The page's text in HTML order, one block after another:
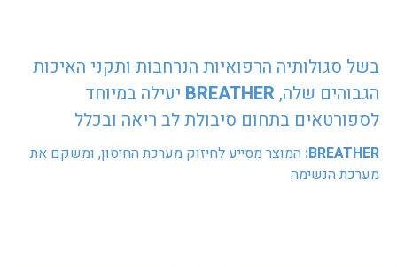
בשל סגולותיה הרפואיות הנרחבות ותקני האיכות
הגבוהים שלה,BREATHER יעילה במיוחד
לספורטאים בתחום סיבולת לב ריאה ובכלל
BREATHER: המוצר מסייע לחיזוק מערכת החיסון, ומשקם את
מערכת הנשימה